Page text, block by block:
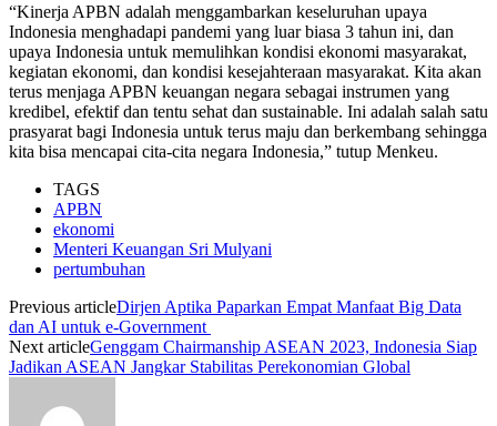
“Kinerja APBN adalah menggambarkan keseluruhan upaya
Indonesia menghadapi pandemi yang luar biasa 3 tahun ini, dan
upaya Indonesia untuk memulihkan kondisi ekonomi masyarakat,
kegiatan ekonomi, dan kondisi kesejahteraan masyarakat. Kita akan
terus menjaga APBN keuangan negara sebagai instrumen yang
kredibel, efektif dan tentu sehat dan sustainable. Ini adalah salah satu
prasyarat bagi Indonesia untuk terus maju dan berkembang sehingga
kita bisa mencapai cita-cita negara Indonesia,” tutup Menkeu.
TAGS
APBN
ekonomi
Menteri Keuangan Sri Mulyani
pertumbuhan
Previous articleDirjen Aptika Paparkan Empat Manfaat Big Data
dan AI untuk e-Government
Next articleGenggam Chairmanship ASEAN 2023, Indonesia Siap
Jadikan ASEAN Jangkar Stabilitas Perekonomian Global